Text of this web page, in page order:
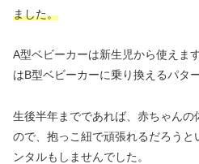
ました。
A型ベビーカーは新生児から使えま
はB型ベビーカーに乗り換えるパタ
生後半年までであれば、赤ちゃん
ので、抱っこ紐で頑張れるだろう
ンタルもしませんでした。